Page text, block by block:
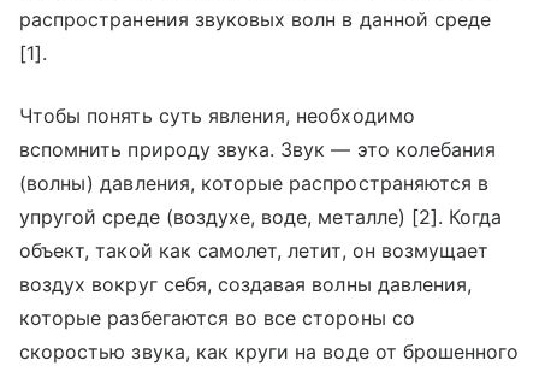
распространения звуковых волн в данной среде
[1].
Чтобы понять суть явления, необходимо
вспомнить природу звука. Звук — это колебания
(волны) давления, которые распространяются в
упругой среде (воздухе, воде, металле) [2]. Когда
объект, такой как самолет, летит, он возмущает
воздух вокруг себя, создавая волны давления,
которые разбегаются во все стороны со
скоростью звука, как круги на воде от брошенного